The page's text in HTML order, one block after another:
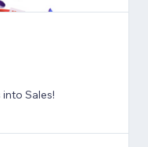
Sales!